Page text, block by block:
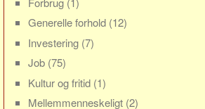
Sverige
Norge
Thailand
Italien
Grækenland
Generelle forhold (12)
Investering (7)
Job (75)
Kultur og fritid (1)
Mellemmenneskeligt (2)